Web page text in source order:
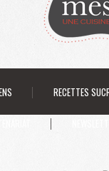
RECETTES